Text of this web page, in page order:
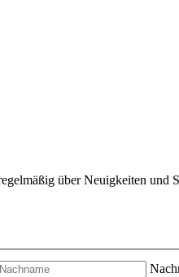
über Neuigkeiten und